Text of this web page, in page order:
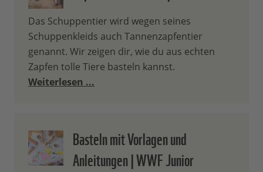
Das Schuppentier wird wegen seines
Schuppenkleids auch Tannenzapfentier
genannt. Wir zeigen dir, wie du aus echten
Zapfen tolle Tiere basteln kannst.
Weiterlesen ...
Basteln mit Vorlagen und
Anleitungen | WWF Junior